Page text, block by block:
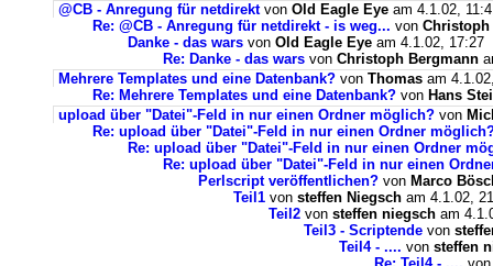
@CB - Anregung für netdirektvon Old Eagle Eye am 4.1.02,
Re: @CB - Anregung für netdirekt - is weg... von Christoph
Danke - das wars von Old Eagle Eye am 4.1.02, 17:27
Re: Danke - das wars von Christoph Bergmann
Mehrere Templates und eine Datenbank? von Thomas am
Re: Mehrere Templates und eine Datenbank? von Hans
upload über "Datei"-Feld in nur einen Ordner möglich? von
Re: upload über "Datei"-Feld in nur einen Ordner
Re: upload über "Datei"-Feld in nur einen Ordner
Re: upload über "Datei"-Feld in nur einen
Perlscript veröffentlichen? von Marco
Teil1 von steffen Niegsch am 4.1.02,
Teil2 von steffen niegsch am
Teil3 - Scriptende von
Teil4 - .... von steffen